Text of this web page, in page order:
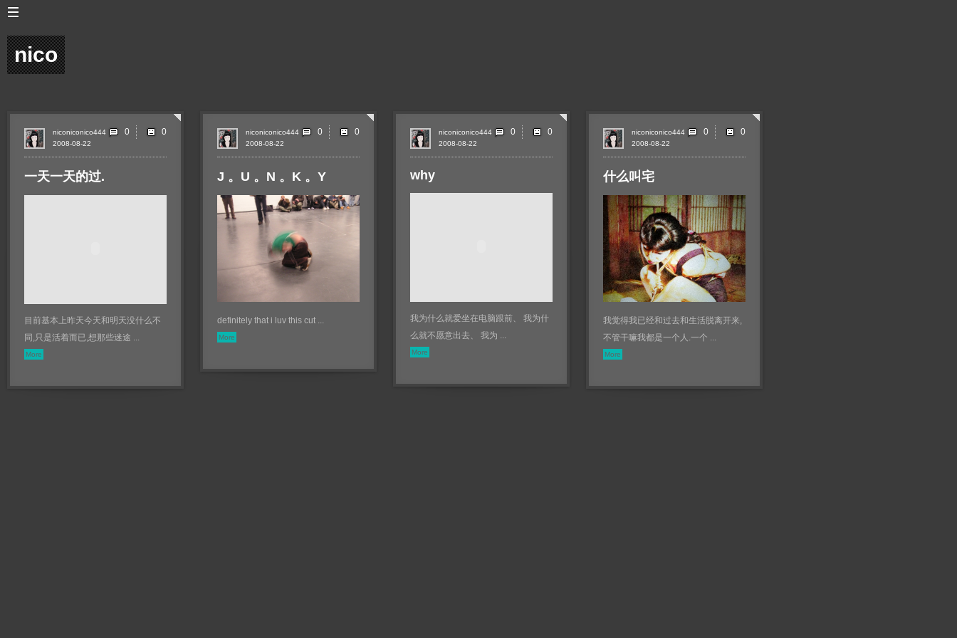
nico
一天一天的过.
目前基本上昨天今天和明天没什么不
同,只是活着而已,想那些迷途 ...
More
2008-08-22
niconiconico444 0
J 。U 。N 。K 。Y
definitely that i luv this cut ...
More
2008-08-22
niconiconico444 0
why
我为什么就爱坐在电脑跟前、 我为什
么就不愿意出去、 我为 ...
More
2008-08-22
niconiconico444 0
什么叫宅
我觉得我已经和过去和生活脱离开来,
不管干嘛我都是一个人.一个 ...
More
2008-08-22
niconiconico444 0